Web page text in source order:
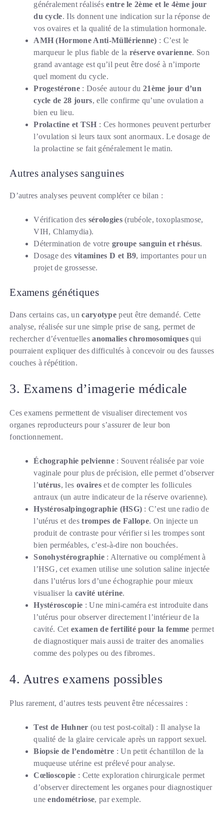
généralement réalisésentre le 2ème et le 4ème jour
du cycle. Ils donnent une indication sur la réponse de
vos ovaires et la qualité de la stimulation hormonale.
AMH (Hormone Anti-Müllérienne) : C’est le
marqueur le plus fiable de la réserve ovarienne. Son
grand avantage est qu’il peut être dosé à n’importe
quel moment du cycle.
Progestérone : Dosée autour du21ème jour d’un
cycle de 28 jours, elle confirme qu’une ovulation a
bien eu lieu.
Prolactine et TSH : Ces hormones peuvent perturber
l’ovulation si leurs taux sont anormaux. Le dosage de
la prolactine se fait généralement le matin.
Autres analyses sanguines
D’autres analyses peuvent compléter ce bilan :
Vérification des sérologies(rubéole, toxoplasmose,
VIH, Chlamydia).
Détermination de votre groupe sanguin et rhésus.
Dosage des vitamines D et B9, importantes pour un
projet de grossesse.
Examens génétiques
Dans certains cas, uncaryotype peut être demandé. Cette
analyse, réalisée sur une simple prise de sang, permet de
rechercher d’éventuellesanomalies chromosomiquesqui
pourraient expliquer des difficultés à concevoir ou des fausses
couches à répétition.
3. Examens d’imagerie médicale
Ces examens permettent de visualiser directement vos
organes reproducteurs pour s’assurer de leur bon
fonctionnement.
Échographie pelvienne: Souvent réalisée par voie
vaginale pour plus de précision, elle permet d’observer
l’utérus, les ovaireset de compter les follicules
antraux (un autre indicateur de la réserve ovarienne).
Hystérosalpingographie (HSG) : C’est une radio de
l’utérus et destrompes de Fallope. On injecte un
produit de contraste pour vérifier si les trompes sont
bien perméables, c’est-à-dire non bouchées.
Sonohystérographie: Alternative ou complément à
l’HSG, cet examen utilise une solution saline injectée
dans l’utérus lors d’une échographie pour mieux
visualiser la cavité utérine.
Hystéroscopie : Une mini-caméra est introduite dans
l’utérus pour observer directement l’intérieur de la
cavité. Cetexamen de fertilité pour la femme permet
de diagnostiquer mais aussi de traiter des anomalies
comme des polypes ou des fibromes.
4. Autres examens possibles
Plus rarement, d’autres tests peuvent être nécessaires :
Test de Huhner (ou test post-coïtal) : Il analyse la
qualité de la glaire cervicale après un rapport sexuel.
Biopsie de l’endomètre : Un petit échantillon de la
muqueuse utérine est prélevé pour analyse.
Cœlioscopie : Cette exploration chirurgicale permet
d’observer directement les organes pour diagnostiquer
uneendométriose, par exemple.